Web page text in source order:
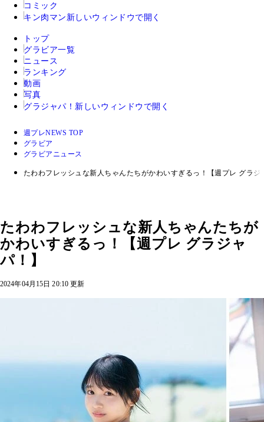
コミック
キン肉マン 新しいウィンドウで開く
トップ
グラビア一覧
ニュース
ランキング
動画
写真
グラジャパ！ 新しいウィンドウで開く
週プレNEWS TOP
グラビア
グラビアニュース
たわわフレッシュな新人ちゃんたちがかわいすぎるっ！【週プレ グラジ
たわわフレッシュな新人ちゃんたちが
かわいすぎるっ！【週プレ グラジャ
パ！】
2024年04月15日 20:10 更新